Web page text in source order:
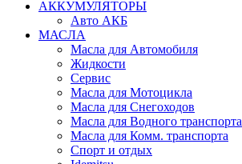
АККУМУЛЯТОРЫ
Авто АКБ
МАСЛА
Масла для Автомобиля
Жидкости
Сервис
Масла для Мотоцикла
Масла для Снегоходов
Масла для Водного транспорта
Масла для Комм. транспорта
Спорт и отдых